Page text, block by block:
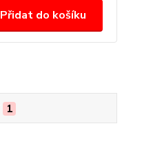
Přidat do košíku
1